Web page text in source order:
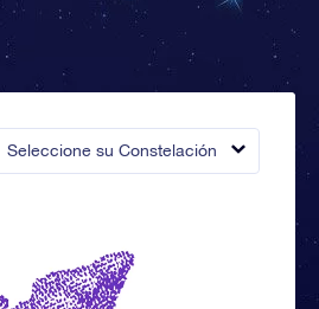
Seleccione su Constelación